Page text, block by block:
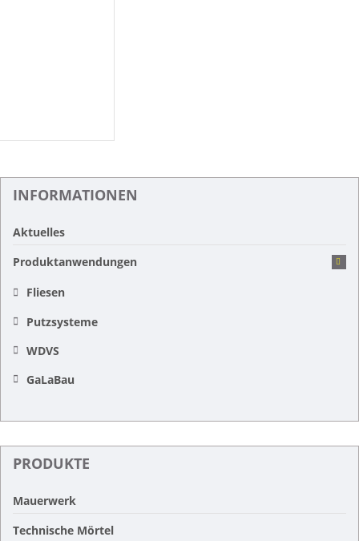
INFORMATIONEN
Aktuelles
Produktanwendungen
Fliesen
Putzsysteme
WDVS
GaLaBau
PRODUKTE
Mauerwerk
Technische Mörtel